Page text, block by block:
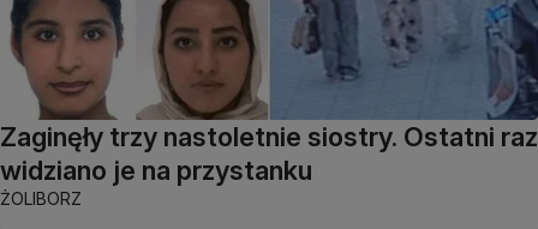
Zaginęły trzy nastoletnie siostry. Ostatni raz
widziano je na przystanku
ŻOLIBORZ